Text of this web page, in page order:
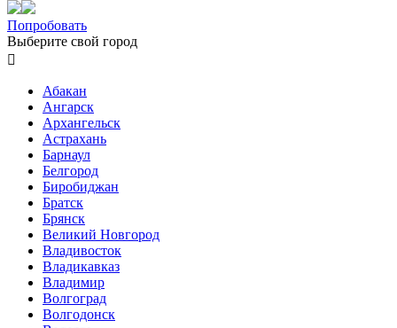
Попробовать
Выберите свой город

Абакан
Ангарск
Архангельск
Астрахань
Барнаул
Белгород
Биробиджан
Братск
Брянск
Великий Новгород
Владивосток
Владикавказ
Владимир
Волгоград
Волгодонск